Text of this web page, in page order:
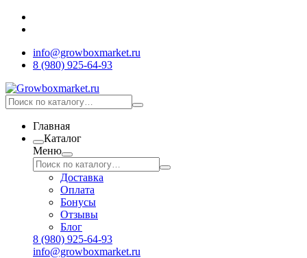
info@growboxmarket.ru
8 (980) 925-64-93
Главная
Каталог
Меню
Доставка
Оплата
Бонусы
Отзывы
Блог
8 (980) 925-64-93
info@growboxmarket.ru